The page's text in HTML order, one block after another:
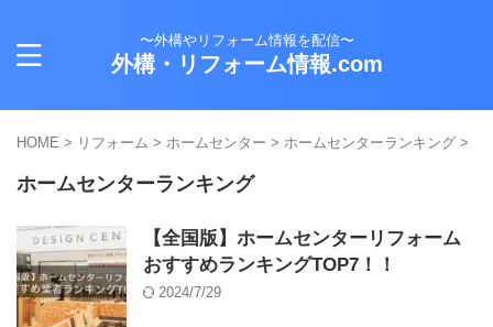
〜外構やリフォーム情報を配信〜
外構・リフォーム情報.com
HOME > リフォーム > ホームセンター > ホームセンターランキング >
ホームセンターランキング
【全国版】ホームセンターリフォーム
おすすめランキングTOP7！！
2024/7/29